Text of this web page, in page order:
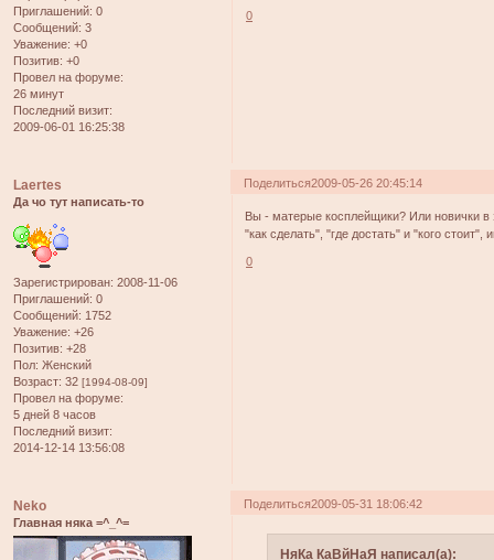
Приглашений: 0
Сообщений: 3
Уважение: +0
Позитив: +0
Провел на форуме:
26 минут
Последний визит:
2009-06-01 16:25:38
0
Поделиться2009-05-26 20:45:14
Laertes
Да чо тут написать-то
Зарегистрирован: 2008-11-06
Приглашений: 0
Сообщений: 1752
Уважение: +26
Позитив: +28
Пол: Женский
Возраст: 32 [1994-08-09]
Провел на форуме:
5 дней 8 часов
Последний визит:
2014-12-14 13:56:08
Вы - матерые косплейщики? Или новички
"как сделать", "где достать" и "кого
0
Поделиться2009-05-31 18:06:42
Neko
Главная няка =^_^=
НяКа КаВйНаЯ написал(а):